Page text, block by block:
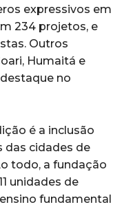
expressivos em
234 projetos, e
Outros
Humaitá e
no
é a inclusão
das cidades de
todo, a fundação
unidades de
fundamental